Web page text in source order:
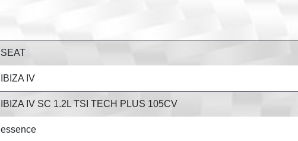
SEAT
IBIZA IV
IBIZA IV SC 1.2L TSI TECH PLUS 105CV
essence